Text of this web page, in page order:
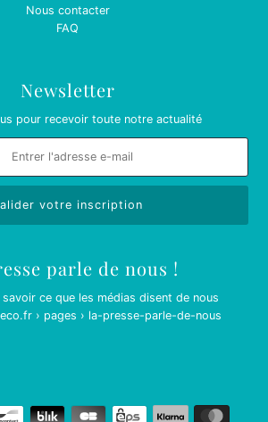
Nous contacter
FAQ
Newsletter
pour recevoir toute notre actualité
parle de nous !
ce que les médias disent de nous
› pages › la-presse-parle-de-nous